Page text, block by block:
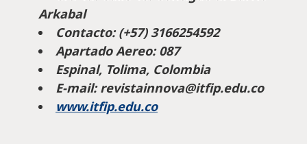
Arkabal
Contacto: (+57) 3166254592
Apartado Aereo: 087
Espinal, Tolima, Colombia
E-mail: revistainnova@itfip.edu.co
www.itfip.edu.co